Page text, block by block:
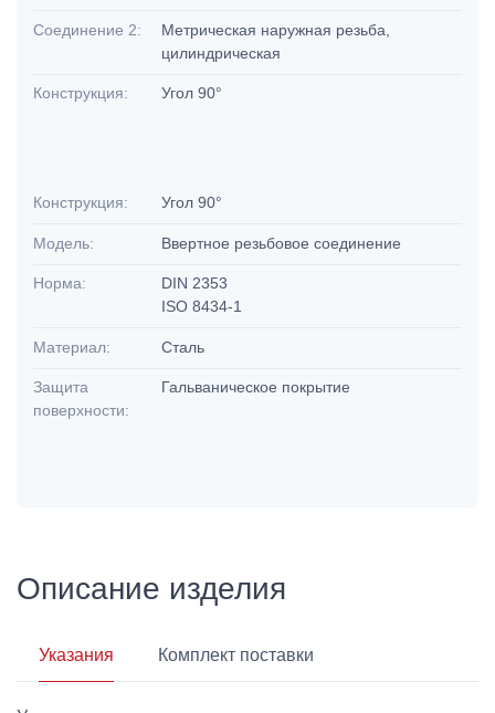
Соединение 2:
Метрическая наружная резьба,
цилиндрическая
Конструкция: Угол 90°
Конструкция: Угол 90°
Модель: Ввертное резьбовое соединение
Норма:
DIN 2353
ISO 8434-1
Материал: Сталь
Защита
поверхности:
Гальваническое покрытие
Описание изделия
Указания Комплект поставки